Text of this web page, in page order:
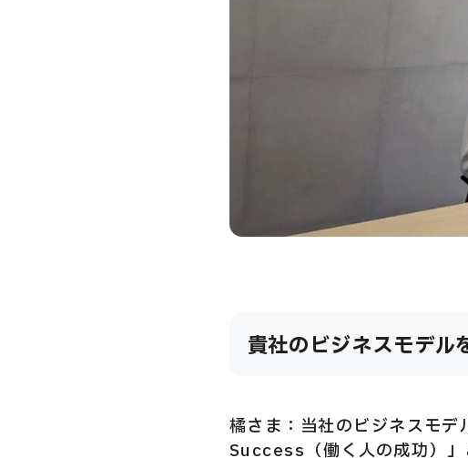
貴社のビジネスモデル
橘さま：当社のビジネスモ
Success（働く人の成功）」